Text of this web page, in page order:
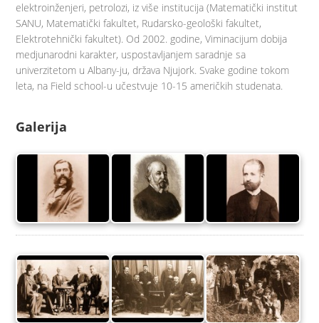
elektroinženjeri, petrolozi, iz više institucija (Matematički institut
SANU, Matematički fakultet, Rudarsko-geološki fakultet,
Elektrotehnički fakultet). Od 2002. godine, Viminacijum dobija
medjunarodni karakter, uspostavljanjem saradnje sa
univerzitetom u Albany-ju, država Njujork. Svake godine tokom
leta, na Field school-u učestvuje 10-15 američkih studenata.
Galerija